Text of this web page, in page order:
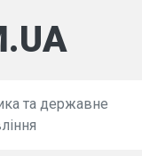
та державне